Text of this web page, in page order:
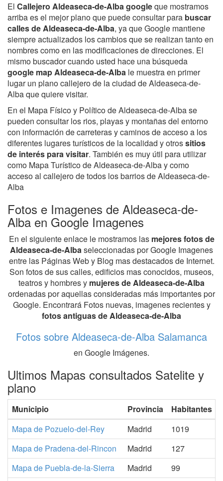
El Callejero Aldeaseca-de-Alba googleque mostramos
arriba es el mejor plano que puede consultar para buscar
calles de Aldeaseca-de-Alba, ya que Google mantiene
siempre actualizados los cambios que se realizan tanto en
nombres como en las modificaciones de direcciones. El
mismo buscador cuando usted hace una búsqueda
google map Aldeaseca-de-Alba le muestra en primer
lugar un plano callejero de la ciudad de Aldeaseca-de-
Alba que quiere visitar.
En el Mapa Físico y Político de Aldeaseca-de-Alba se
pueden consultar los rios, playas y montañas del entorno
con información de carreteras y caminos de acceso a los
diferentes lugares turísticos de la localidad y otrossitios
de interés para visitar. También es muy útil para utilizar
como Mapa Turístico de Aldeaseca-de-Alba y como
acceso al callejero de todos los barrios de Aldeaseca-de-
Alba
Fotos e Imagenes de Aldeaseca-de-
Alba en Google Imagenes
En el siguiente enlace le mostramos las mejores fotos de
Aldeaseca-de-Albaseleccionadas por Google Imagenes
entre las Páginas Web y Blog mas destacados de Internet.
Son fotos de sus calles, edificios mas conocidos, museos,
teatros y hombres y mujeres de Aldeaseca-de-Alba
ordenadas por aquellas consideradas más importantes por
Google. Encontrará Fotos nuevas, imagenes recientes y
fotos antiguas de Aldeaseca-de-Alba
Fotos sobre Aldeaseca-de-Alba Salamanca
en Google Imágenes.
Ultimos Mapas consultados Satelite y
plano
Municipio Provincia
Habitantes
Mapa de Pozuelo-del-Rey
Madrid
1019
Mapa de Pradena-del-Rincon
Madrid
127
Mapa de Puebla-de-la-Sierra
Madrid
99